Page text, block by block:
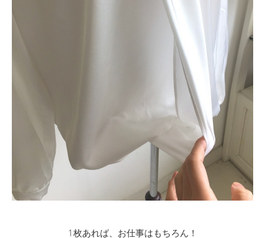
1枚あれば、お仕事はもちろん！